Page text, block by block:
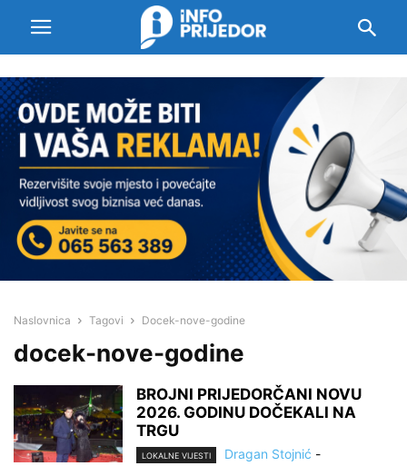
Naslovnica Tagovi Docek-nove-godine
docek-nove-godine
BROJNI PRIJEDORČANI NOVU
2026. GODINU DOČEKALI NA
TRGU
LOKALNE VIJESTI Dragan Stojnić -